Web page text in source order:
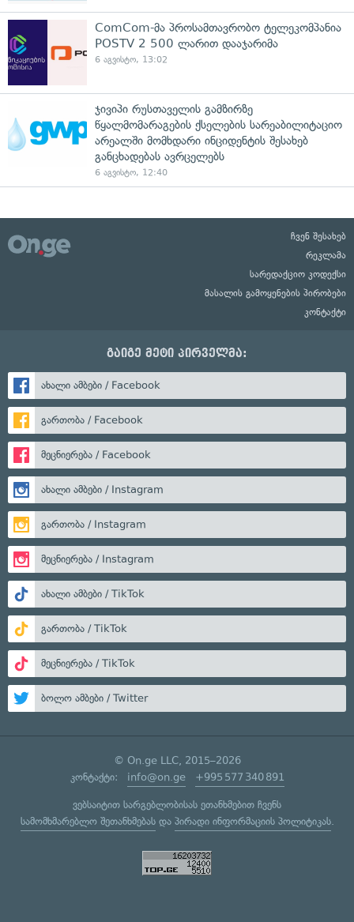
ComCom-მა პროსამთავრობო ტელეკომპანია
POSTV 2 500 ლარით დააჯარიმა
6 აგვისტო, 13:02
ჯივიპი რუსთაველის გამზირზე
წყალმომარაგების ქსელების სარეაბილიტაციო
არეალში მომხდარი ინციდენტის შესახებ
განცხადებას ავრცელებს
6 აგვისტო, 12:40
ჩვენ შესახებ
რეკლამა
სარედაქციო კოდექსი
მასალის გამოყენების პირობები
კონტაქტი
გაიგე მეტი პირველმა:
ახალი ამბები / Facebook
გართობა / Facebook
მეცნიერება / Facebook
ახალი ამბები / Instagram
გართობა / Instagram
მეცნიერება / Instagram
ახალი ამბები / TikTok
გართობა / TikTok
მეცნიერება / TikTok
ბოლო ამბები / Twitter
© On.ge LLC, 2015–2026
კონტაქტი: info@on.ge +995 577 340 891
ვებსაიტით სარგებლობისას ეთანხმებით ჩვენს
სამომხმარებლო შეთანხმებასდა პირადი ინფორმაციის პოლიტიკას.